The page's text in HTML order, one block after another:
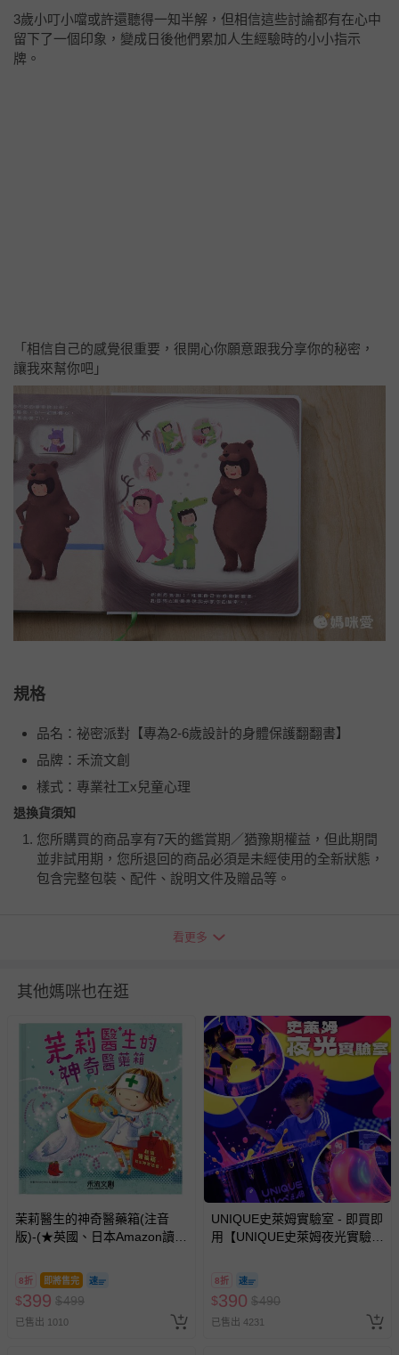
3歲小叮小噹或許還聽得一知半解，但相信這些討論都有在心中
留下了一個印象，變成日後他們累加人生經驗時的小小指示
牌。
「相信自己的感覺很重要，很開心你願意跟我分享你的秘密，
讓我來幫你吧」
規格
品名：祕密派對【專為2-6歲設計的身體保護翻翻書】
品牌：禾流文創
樣式：專業社工x兒童心理
退換貨須知
您所購買的商品享有7天的鑑賞期／猶豫期權益，但此期間
並非試用期，您所退回的商品必須是未經使用的全新狀態，
包含完整包裝、配件、說明文件及贈品等。
瑕疵退換貨所產生的運費，將由媽咪愛負責處理，若非瑕疵
並點選『我要退貨』即可進行申請。若有相關退貨問題，請
至媽咪愛LINE@客服ID: @mamilove
與服務，謝謝。
針對滿件折/滿額贈…等活動，如因部份退貨，而該訂單保
留商品未達活動門檻，將以原價計算，活動贈品亦需一併退
回。
部分商品依據消費者保護法的規定，不適用七天鑑賞期/猶
豫期範圍：
易於腐敗、保存期限較短或解約時即將逾期（例如生鮮
商品、食品等）。
客製化商品（例如客製生日書、姓名貼等）。
新費用）。
經消費者拆封之影音商品或電腦軟體（例如 DVD、CD
等）。
看更多
其他媽咪也在逛
茉莉醫生的神奇醫藥箱(注音
版)-(★英國、日本Amazon讀者
8折 即將售完
$399 $499
已售出 1010
UNIQUE史萊姆實驗室 - 即買即
用【UNIQUE史萊姆夜光實驗室
人小孩均一價(3歲以上需購票))
8折
$390 $490
已售出 4231